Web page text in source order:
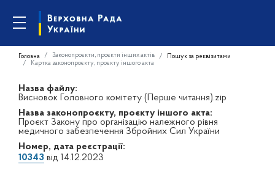
Головна Законопроєкти, проєкти інших актів
Пошук за реквізитами
Картка законопроєкту, проєкту іншого акта
Назва файлу:
Висновок Головного комітету (Перше читання).zip
Назва законопроєкту, проєкту іншого акта:
Проєкт Закону про організацію належного рівня
медичного забезпечення Збройних Сил України
Номер, дата реєстрації:
10343 від 14.12.2023